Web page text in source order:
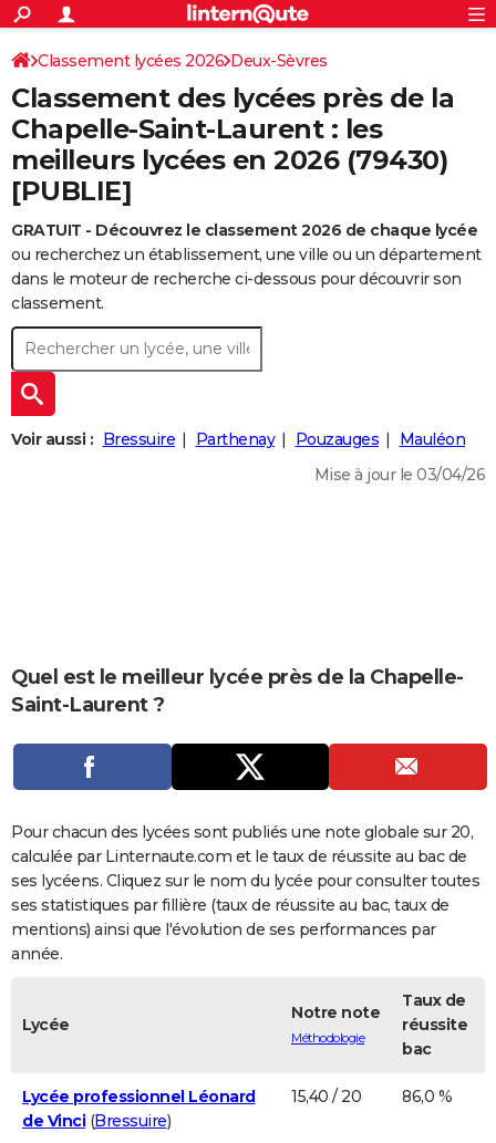
ACTUALITÉS
Politique
Société
Faits Divers
Education
Monde
Villes
+
SPORT
Coupe du monde 2026
Football
Tennis
Cyclisme
Rugby
Forum
CULTURE
Programme TV
TNT
Streaming
Cinéma
Sorties cinéma
Musique
+
FINANCE
Retraite
Impôts
Epargne
Immobilier
Risques naturels par ville
Banque
Assurance
Crédit
AUTO
Réserver un essai
Citadines
Berlines
Forum auto
HIGH-TECH
BRICOLAGE
Aménagement intérieur
Cuisine
Jardinage
+ WEEK-END
Guides de France
Escapades
Patrimoine
Expositions
Musées
Week-end nature
+
LIFESTYLE
SANTE
Carte de Noël
Carte Bonne année
Carte Saint-Valentin
Carte Pâques
Carte d'anniversaire
DICTIONNAIRE
Dictionnaire
Biographies
Citations
Expressions
Proverbes
PROGRAMME TV
COPAINS D'AVANT
S'inscrire
Se connecter
Lycées
Collèges
Primaires
Universités
Entreprises
Service militaire
Avis de recherche
AVIS DE DÉCÈS
FORUM
Bricolage
Lifestyle
Culture
Television
Voyage
Cinema
S'inscrire
Connexion
Classement lycées 2026 Deux-Sèvres
Classement des lycées près de la
Chapelle-Saint-Laurent : les
meilleurs lycées en 2026 (79430)
[PUBLIE]
GRATUIT - Découvrez le classement 2026 de chaque lycée
ou recherchez un établissement, une ville ou un département
dans le moteur de recherche ci-dessous pour découvrir son
classement.
Voir aussi : Bressuire Parthenay Pouzauges
Mauléon
Mise à jour le 03/04/26
Quel est le meilleur lycée près de la Chapelle-
Saint-Laurent ?
Pour chacun des lycées sont publiés une note globale sur 20,
calculée par Linternaute.com et le taux de réussite au bac de
ses lycéens. Cliquez sur le nom du lycée pour consulter toutes
ses statistiques par fillière (taux de réussite au bac, taux de
mentions) ainsi que l'évolution de ses performances par
année.
Lycée
Notre note
Méthodologie
Taux de
réussite
bac
Lycée professionnel Léonard
de Vinci(Bressuire)
15,40 / 20 86,0 %